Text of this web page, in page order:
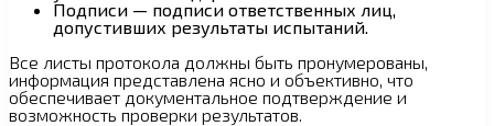
Подписи — подписи ответственных лиц,
допустивших результаты испытаний.
Все листы протокола должны быть пронумерованы,
информация представлена ясно и объективно, что
обеспечивает документальное подтверждение и
возможность проверки результатов.